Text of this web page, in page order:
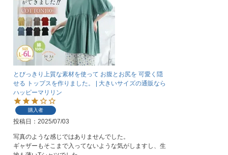
とびっきり上質な素材を使って お腹とお尻を 可愛く隠
せる トップスを作りました。 | 大きいサイズの通販なら
ハッピーマリリン
購入者
投稿日 2025/07/03
写真のような感じではありませんでした。
ギャザーもそこまで入ってないような気がしますし、生